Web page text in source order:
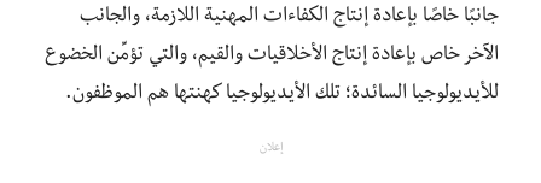
جانبًا خاصًا بإعادة إنتاج الكفاءات المهنية اللازمة، والجانب
الآخر خاص بإعادة إنتاج الأخلاقيات والقيم، والتي تؤمِّن الخضوع
للأيديولوجيا السائدة؛ تلك الأيديولوجيا كهنتها هم الموظفون.
إعلان